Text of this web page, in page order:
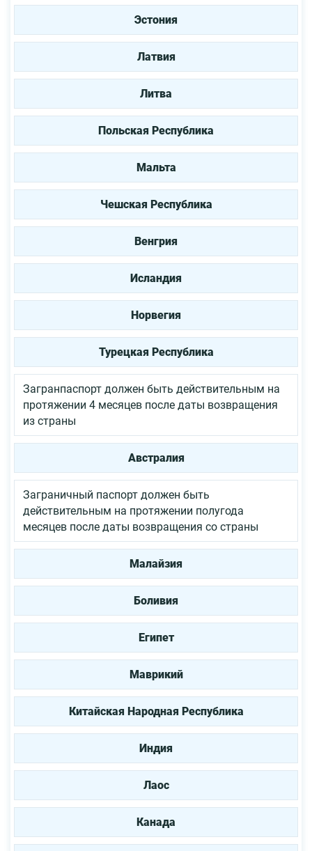
Эстония
Латвия
Литва
Польская Республика
Мальта
Чешская Республика
Венгрия
Исландия
Норвегия
Турецкая Республика
Загранпаспорт должен быть действительным на
протяжении 4 месяцев после даты возвращения
из страны
Австралия
Заграничный паспорт должен быть
действительным на протяжении полугода
месяцев после даты возвращения со страны
Малайзия
Боливия
Египет
Маврикий
Китайская Народная Республика
Индия
Лаос
Канада